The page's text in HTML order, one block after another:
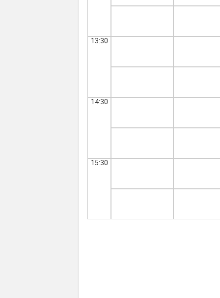
13:30
14:30
15:30